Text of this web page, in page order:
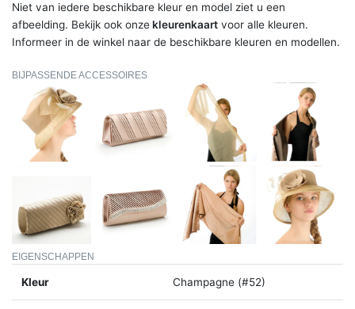
Niet van iedere beschikbare kleur en model ziet u een
afbeelding. Bekijk ook onzekleurenkaart voor alle kleuren.
Informeer in de winkel naar de beschikbare kleuren en modellen.
BIJPASSENDE ACCESSOIRES
EIGENSCHAPPEN
Kleur Champagne (#52)